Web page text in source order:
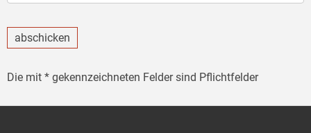
abschicken
Die mit * gekennzeichneten Felder sind Pflichtfelder